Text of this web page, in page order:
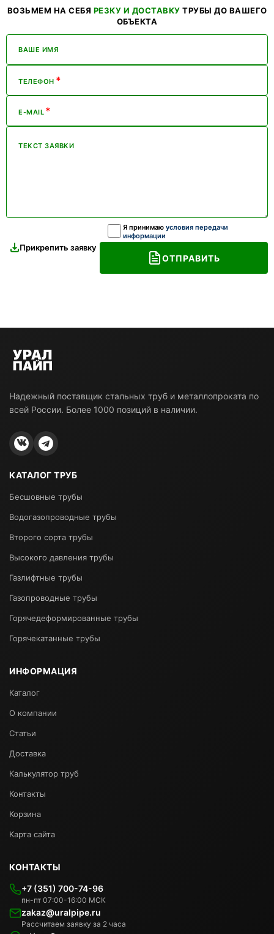
ВОЗЬМЕМ НА СЕБЯ РЕЗКУ И ДОСТАВКУ ТРУБЫ ДО ВАШЕГО
ОБЪЕКТА
ВАШЕ ИМЯ
ТЕЛЕФОН *
E-MAIL *
ТЕКСТ ЗАЯВКИ
Прикрепить заявку
Я принимаю условия передачи
информации
ОТПРАВИТЬ
Надежный поставщик стальных труб и металлопроката по
всей России. Более 1000 позиций в наличии.
КАТАЛОГ ТРУБ
Бесшовные трубы
Водогазопроводные трубы
Второго сорта трубы
Высокого давления трубы
Газлифтные трубы
Газопроводные трубы
Горячедеформированные трубы
Горячекатанные трубы
ИНФОРМАЦИЯ
Каталог
О компании
Статьи
Доставка
Калькулятор труб
Контакты
Корзина
Карта сайта
КОНТАКТЫ
+7 (351) 700-74-96
пн-пт 07:00-16:00 МСК
zakaz@uralpipe.ru
Рассчитаем заявку за 2 часа